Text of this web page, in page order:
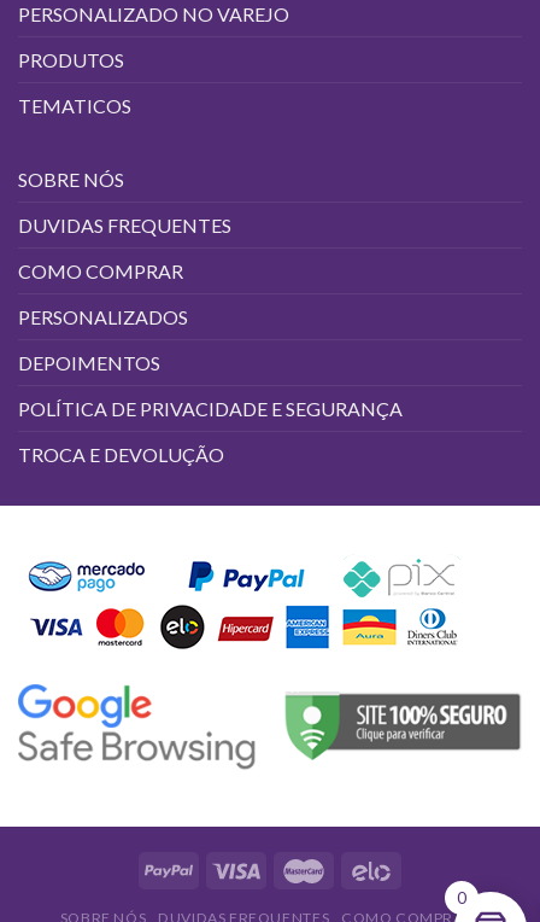
PERSONALIZADO NO VAREJO
PRODUTOS
TEMATICOS
SOBRE NÓS
DUVIDAS FREQUENTES
COMO COMPRAR
PERSONALIZADOS
DEPOIMENTOS
POLÍTICA DE PRIVACIDADE E SEGURANÇA
TROCA E DEVOLUÇÃO
SOBRE NÓS DUVIDAS FREQUENTES COMO COMPRAR
0